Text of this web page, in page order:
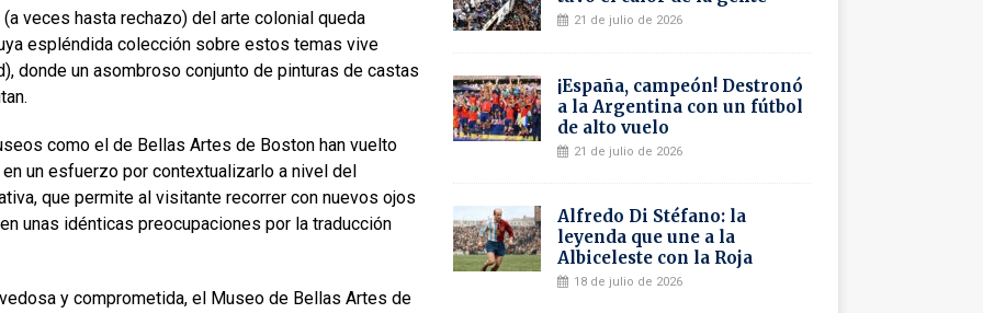
veces hasta rechazo) del arte colonial queda
espléndida colección sobre estos temas vive
donde un asombroso conjunto de pinturas de castas
como el de Bellas Artes de Boston han vuelto
un esfuerzo por contextualizarlo a nivel del
que permite al visitante recorrer con nuevos ojos
unas idénticas preocupaciones por la traducción
y comprometida, el Museo de Bellas Artes de
21 de julio de 2026
¡España, campeón! Destronó
a la Argentina con un fútbol
de alto vuelo
21 de julio de 2026
Alfredo Di Stéfano: la
leyenda que une a la
Albiceleste con la Roja
18 de julio de 2026